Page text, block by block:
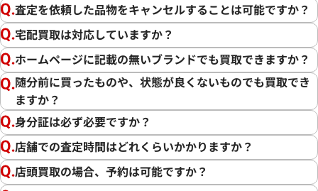
査定を依頼した品物をキャンセルすることは可能ですか？
宅配買取は対応していますか？
ホームページに記載の無いブランドでも買取できますか？
随分前に買ったものや、状態が良くないものでも買取でき
ますか？
身分証は必ず必要ですか？
店舗での査定時間はどれくらいかかりますか？
店頭買取の場合、予約は可能ですか？